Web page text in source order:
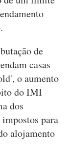
de
casas
o aumento
do IMI
dos
para
alojamento